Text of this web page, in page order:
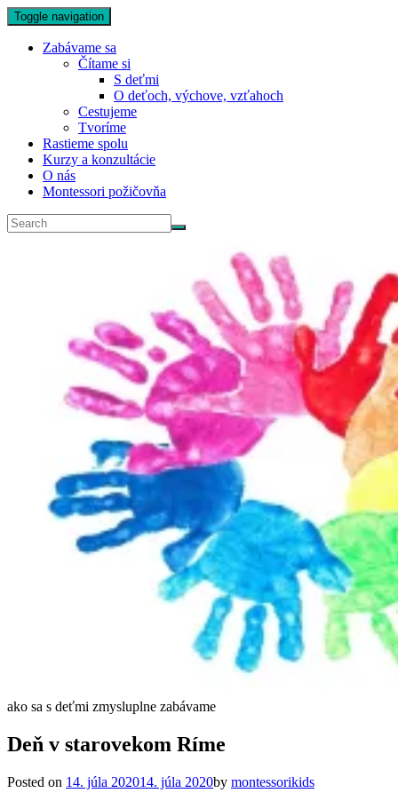
Toggle navigation
Zabávame sa
Čítame si
S deťmi
O deťoch, výchove, vzťahoch
Cestujeme
Tvoríme
Rastieme spolu
Kurzy a konzultácie
O nás
Montessori požičovňa
ako sa s deťmi zmysluplne zabávame
Deň v starovekom Ríme
Posted on 14. júla 202014. júla 2020by montessorikids